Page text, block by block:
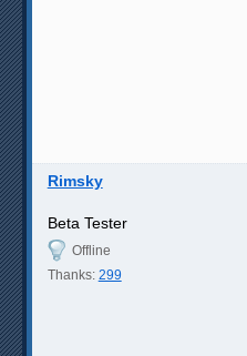
Rimsky
Beta Tester
Offline
Thanks: 299